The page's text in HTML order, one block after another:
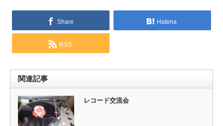
Share Hatena
RSS
関連記事
レコード交流会